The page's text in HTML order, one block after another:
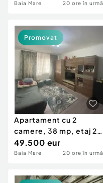
Baia Mare 20 ore în urmă
Apartament cu 2
camere, 38 mp, etaj 2,
zona Rapsodiei
49.500 eur
Baia Mare 20 ore în urmă
Promovat